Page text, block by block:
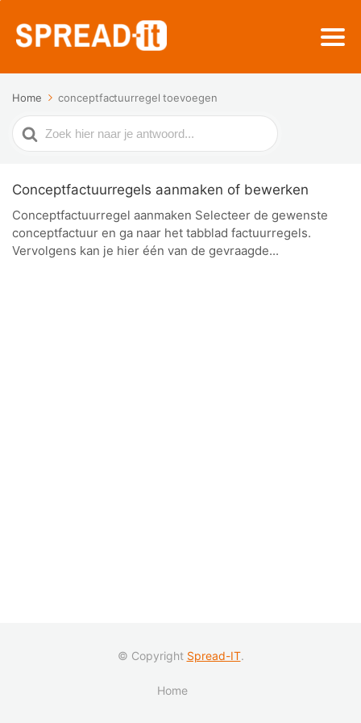
Home conceptfactuurregel toevoegen
Zoek
naar
Conceptfactuurregels aanmaken of bewerken
Conceptfactuurregel aanmaken Selecteer de gewenste
conceptfactuur en ga naar het tabblad factuurregels.
Vervolgens kan je hier één van de gevraagde...
© Copyright Spread-IT.
Home